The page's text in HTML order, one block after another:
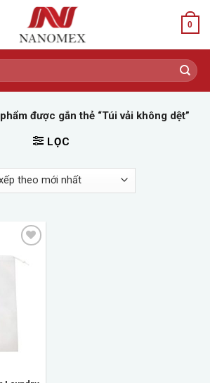
0
được gắn thẻ “Túi vải không dệt”
LỌC